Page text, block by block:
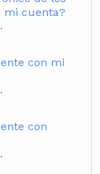
mi cuenta?
con mi
con